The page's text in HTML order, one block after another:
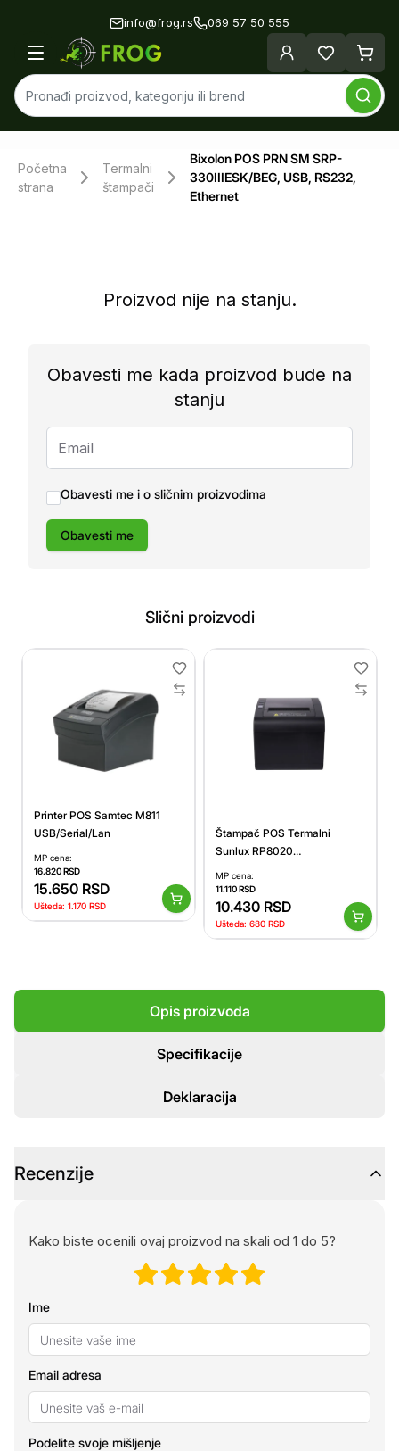
info@frog.rs 069 57 50 555
Početna
strana
Termalni
štampači
Bixolon POS PRN SM SRP-
330IIIESK/BEG, USB, RS232,
Ethernet
Proizvod nije na stanju.
Obavesti me kada proizvod bude na
stanju
Obavesti me i o sličnim proizvodima
Obavesti me
Slični proizvodi
Printer POS Samtec M811
USB/Serial/Lan
MP cena:
16.820RSD
15.650 RSD
Ušteda: 1.170 RSD
Štampač POS Termalni
Sunlux RP8020
/200mms/80mm/USB + LAN
MP cena:
11.110RSD
10.430 RSD
Ušteda: 680 RSD
Opis proizvoda
Specifikacije
Deklaracija
Recenzije
Kako biste ocenili ovaj proizvod na skali od 1 do 5?
Ime
Email adresa
Podelite svoje mišljenje